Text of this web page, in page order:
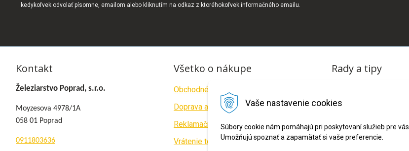
Vaše nastavenie cookies
Súbory cookie nám pomáhajú pri poskytovaní služieb pre vás.
Umožňujú spoznať a zapamätať si vaše preferencie.
kedykoľvek odvolať písomne, emailom alebo kliknutím na odkaz z ktoréhokoľvek informačného emailu.
Kontakt
Železiarstvo Poprad, s.r.o.
Moyzesova 4978/1A
058 01 Poprad
0911803636
Všetko o nákupe
Obchodné podmienky
Doprava a platba
Reklamačný poriadok
Vrátenie tovaru
Rady a tipy